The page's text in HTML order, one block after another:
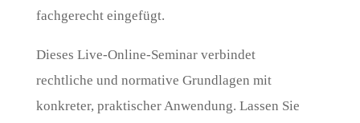
fachgerecht eingefügt.
Dieses Live-Online-Seminar verbindet
rechtliche und normative Grundlagen mit
konkreter, praktischer Anwendung. Lassen Sie